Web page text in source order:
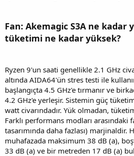
Fan: Akemagic S3A ne kadar
tüketimi ne kadar yüksek?
Ryzen 9'un saati genellikle 2.1 GHz
altında AIDA64'ün stres testi ile
başlangıçta 4.5 GHz'e tırmanır ve
4.2 GHz'e yerleşir. Sistemin güç
watt civarındadır. Yük olmadan,
Farklı performans modları arasındaki
tasarımında daha fazlası) marjinaldir.
muhafazada maksimum 38 dB (a),
33 dB (a) ve bir metreden 17 dB (a)